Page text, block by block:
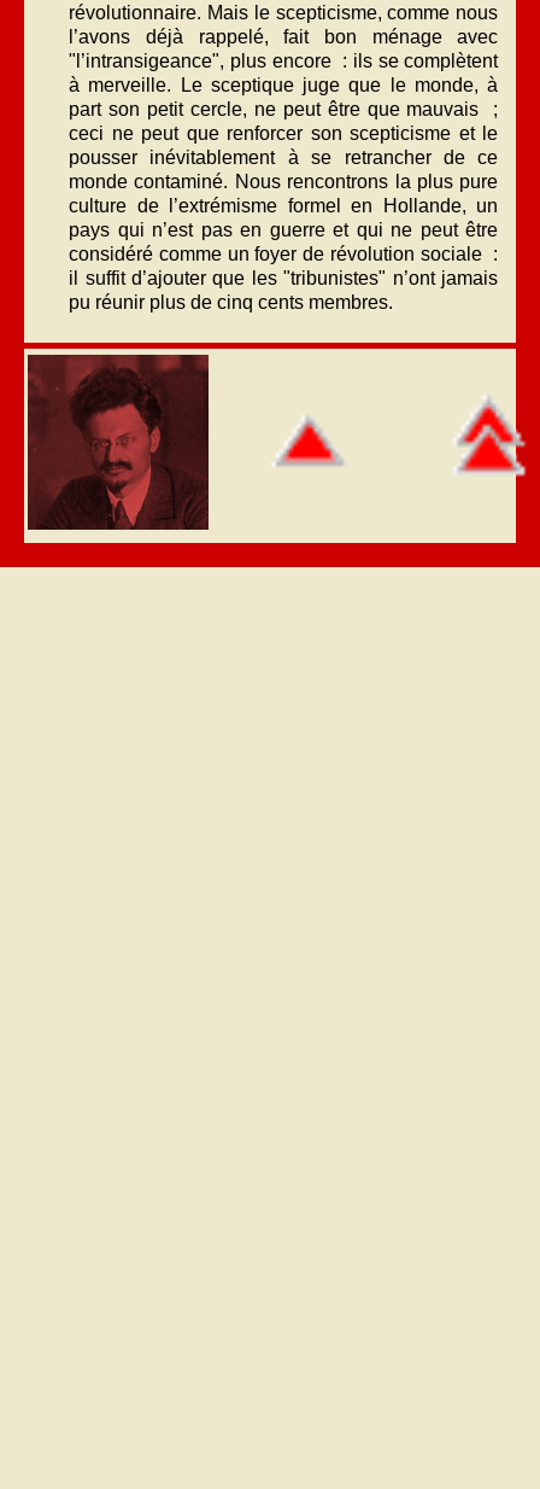
révolutionnaire. Mais le scepticisme, comme nous
l’avons déjà rappelé, fait bon ménage avec
"l’intransigeance", plus encore : ils se complètent
à merveille. Le sceptique juge que le monde, à
part son petit cercle, ne peut être que mauvais ;
ceci ne peut que renforcer son scepticisme et le
pousser inévitablement à se retrancher de ce
monde contaminé. Nous rencontrons la plus pure
culture de l’extrémisme formel en Hollande, un
pays qui n’est pas en guerre et qui ne peut être
considéré comme un foyer de révolution sociale :
il suffit d’ajouter que les "tribunistes" n’ont jamais
pu réunir plus de cinq cents membres.